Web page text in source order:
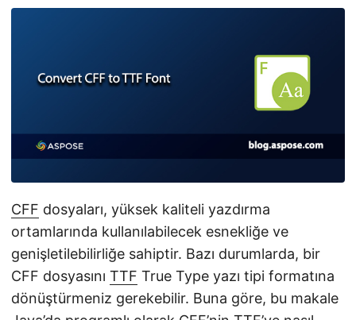
CFF dosyaları, yüksek kaliteli yazdırma
ortamlarında kullanılabilecek esnekliğe ve
genişletilebilirliğe sahiptir. Bazı durumlarda, bir
CFF dosyasını TTF True Type yazı tipi formatına
dönüştürmeniz gerekebilir. Buna göre, bu makale